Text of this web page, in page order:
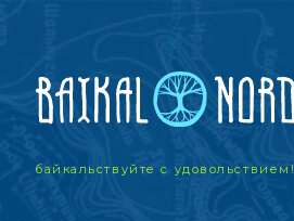
байкальствуйтес удовольствием!